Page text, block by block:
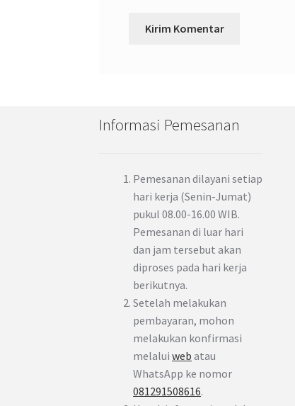
Informasi Pemesanan
Pemesanan dilayani setiap
hari kerja (Senin-Jumat)
pukul 08.00-16.00 WIB.
Pemesanan di luar hari
dan jam tersebut akan
diproses pada hari kerja
berikutnya.
Setelah melakukan
pembayaran, mohon
melakukan konfirmasi
melaluiweb atau
WhatsApp ke nomor
081291508616.